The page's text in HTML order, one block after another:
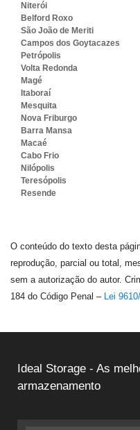
Niterói
Belford Roxo
São João de Meriti
Campos dos Goytacazes
Petrópolis
Volta Redonda
Magé
Itaboraí
Mesquita
Nova Friburgo
Barra Mansa
Macaé
Cabo Frio
Nilópolis
Teresópolis
Resende
O conteúdo do texto desta
reprodução, parcial ou total,
sem a autorização do autor.
184 do Código Penal – Lei
Ideal Storage - As
armazenamento